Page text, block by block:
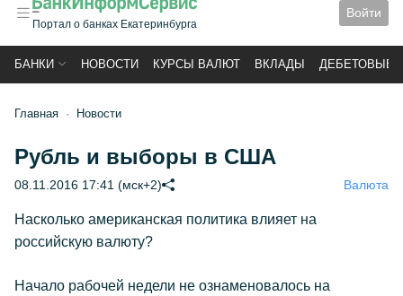
Портал о банках Екатеринбурга
Войти
БАНКИ НОВОСТИ КУРСЫ ВАЛЮТ ВКЛАДЫ ДЕБЕТОВЫЕ
Главная Новости
Рубль и выборы в США
08.11.2016 17:41 (мск+2) Валюта
Насколько американская политика влияет на
российскую валюту?
Начало рабочей недели не ознаменовалось на